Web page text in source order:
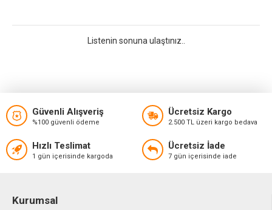
Listenin sonuna ulaştınız..
Güvenli Alışveriş
%100 güvenli ödeme
Ücretsiz Kargo
2.500 TL üzeri kargo bedava
Hızlı Teslimat
1 gün içerisinde kargoda
Ücretsiz İade
7 gün içerisinde iade
Kurumsal